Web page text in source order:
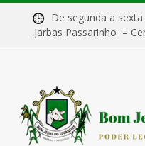
De segunda a
Jarbas Passarinho